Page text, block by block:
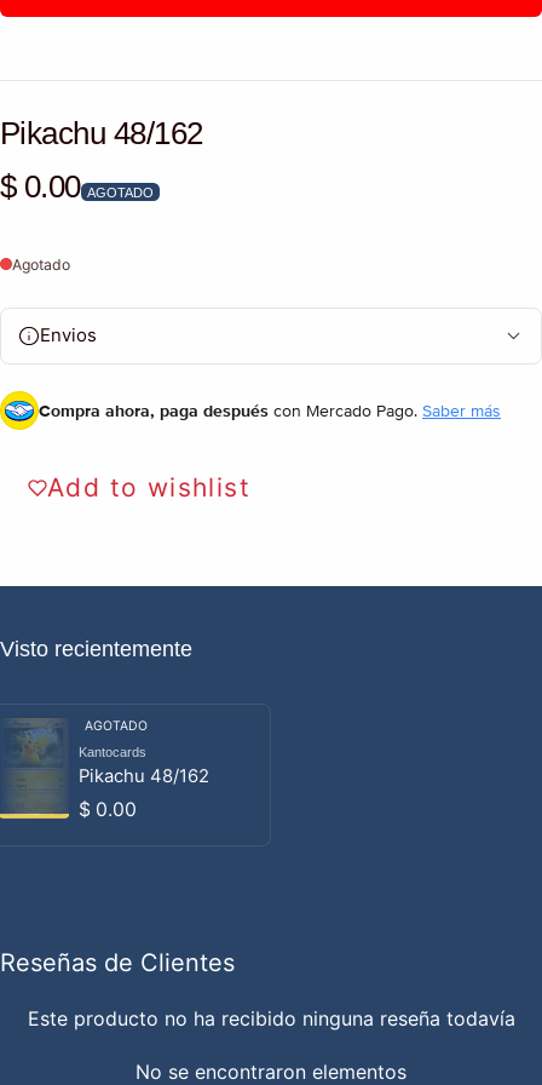
Pikachu 48/162
Precio habitual
$ 0.00 AGOTADO
Agotado
Envios
Compra ahora, paga después con Mercado Pago. Saber más
Add to wishlist
Visto recientemente
AGOTADO
Proveedor:
Kantocards
Pikachu 48/162
Precio habitual
$ 0.00
Reseñas de Clientes
Este producto no ha recibido ninguna reseña todavía
No se encontraron elementos